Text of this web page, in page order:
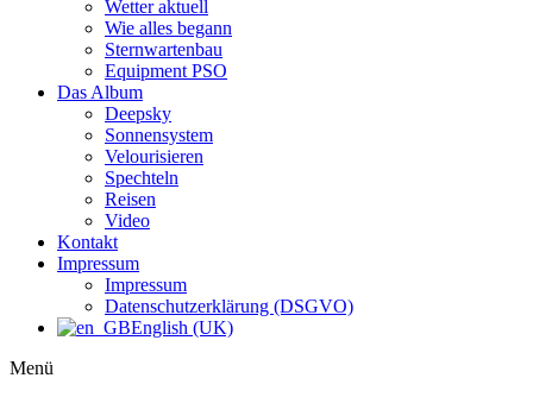
Wetter aktuell
Wie alles begann
Sternwartenbau
Equipment PSO
Das Album
Deepsky
Sonnensystem
Velourisieren
Spechteln
Reisen
Video
Kontakt
Impressum
Impressum
Datenschutzerklärung (DSGVO)
English (UK)
Menü